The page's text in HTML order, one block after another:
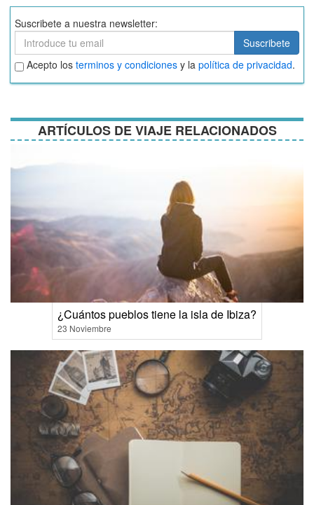
Suscribete a nuestra newsletter:
Suscribete
Suscribete
Aceptar
términos
y
Acepto los terminos y condiciones y la política de privacidad.
ARTÍCULOS DE VIAJE RELACIONADOS
¿Cuántos pueblos tiene la isla de Ibiza?
23 Noviembre